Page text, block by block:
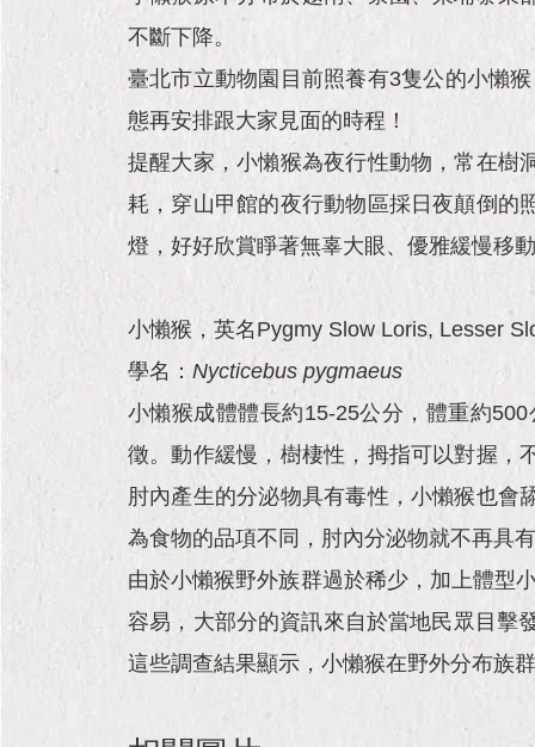
不斷下降。
臺北市立動物園目前照養有3隻公的小懶
態再安排跟大家見面的時程！
提醒大家，小懶猴為夜行性動物，常在樹
耗，穿山甲館的夜行動物區採日夜顛倒的
燈，好好欣賞睜著無辜大眼、優雅緩慢移
小懶猴，英名Pygmy Slow Loris, Lesser
學名： Nycticebus pygmaeus
小懶猴成體體長約15-25公分，體重約
徵。動作緩慢，樹棲性，拇指可以對握，
肘內產生的分泌物具有毒性，小懶猴也會
為食物的品項不同，肘內分泌物就不再具
由於小懶猴野外族群過於稀少，加上體型
容易，大部分的資訊來自於當地民眾目擊
這些調查結果顯示，小懶猴在野外分布族